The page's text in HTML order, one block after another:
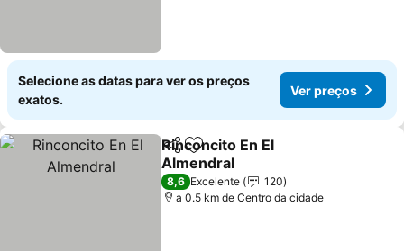
Selecione as datas para ver os preços
exatos.
Ver preços
PartilharAdicionar aos favoritos
Rinconcito En El
Almendral
8,6 Excelente
120
a 0.5 km de Centro da cidade